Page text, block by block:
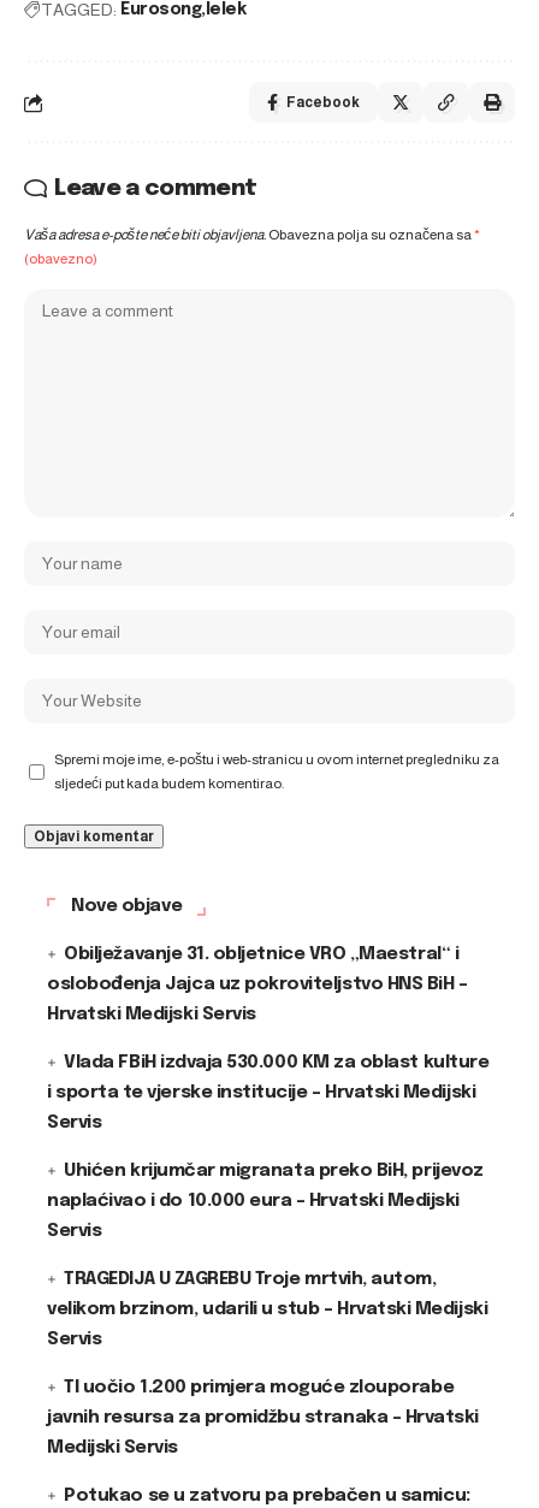
TAGGED: Eurosong lelek
Facebook
Leave a comment
Vaša adresa e-pošte neće biti objavljena. Obavezna polja su označena sa*
(obavezno)
Spremi moje ime, e-poštu i web-stranicu u ovom internet pregledniku za
sljedeći put kada budem komentirao.
Nove objave
Obilježavanje 31. obljetnice VRO „Maestral“ i
oslobođenja Jajca uz pokroviteljstvo HNS BiH –
Hrvatski Medijski Servis
Vlada FBiH izdvaja 530.000 KM za oblast kulture
i sporta te vjerske institucije – Hrvatski Medijski
Servis
Uhićen krijumčar migranata preko BiH, prijevoz
naplaćivao i do 10.000 eura – Hrvatski Medijski
Servis
TRAGEDIJA U ZAGREBU Troje mrtvih, autom,
velikom brzinom, udarili u stub – Hrvatski Medijski
Servis
TI uočio 1.200 primjera moguće zlouporabe
javnih resursa za promidžbu stranaka – Hrvatski
Medijski Servis
Potukao se u zatvoru pa prebačen u samicu: